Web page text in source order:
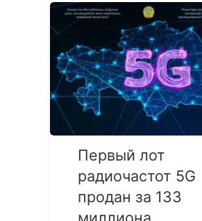
Первый лот
радиочастот 5G
продан за 133
миллиона